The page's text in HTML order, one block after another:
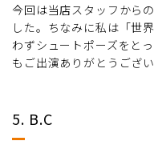
今回は当店スタッフから
した。ちなみに私は「世
わずシュートポーズをと
もご出演ありがとうござ
5. B.C